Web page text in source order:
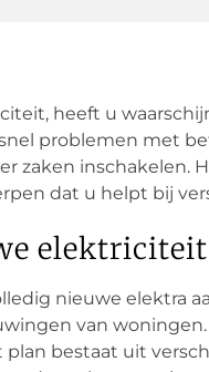
heeft u
problemen met
zaken inschakelen.
dat u helpt bij
nieuwe elektra
van
bestaat uit